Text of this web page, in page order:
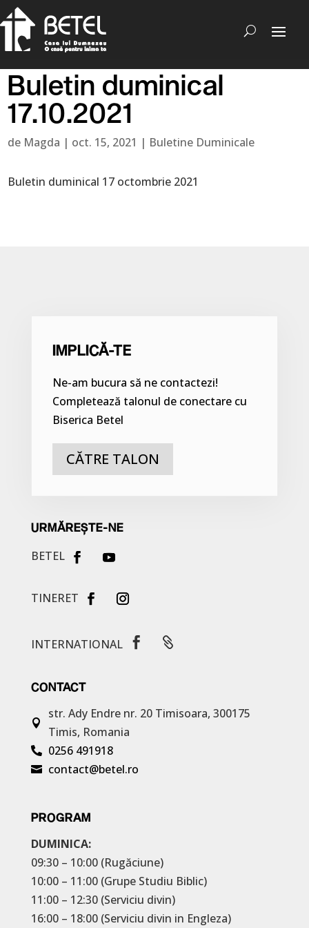
Buletin duminical
17.10.2021
de Magda | oct. 15, 2021 | Buletine Duminicale
Buletin duminical 17 octombrie 2021
IMPLICĂ-TE
Ne-am bucura să ne contactezi!
Completează talonul de conectare cu
Biserica Betel
CĂTRE TALON
URMĂREȘTE-NE
BETEL
TINERET
INTERNATIONAL  
CONTACT

str. Ady Endre nr. 20 Timisoara, 300175
Timis, Romania
 0256 491918
 contact@betel.ro
PROGRAM
DUMINICA:
09:30 – 10:00 (Rugăciune)
10:00 – 11:00 (Grupe Studiu Biblic)
11:00 – 12:30 (Serviciu divin)
16:00 – 18:00 (Serviciu divin in Engleza)